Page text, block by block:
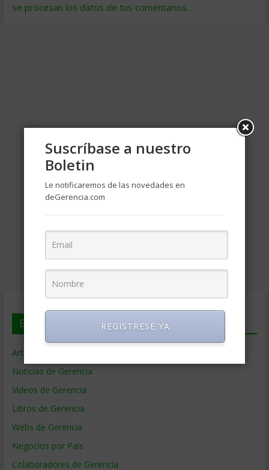
se procesan los datos de tus comentarios.
En deGerencia.com
Artículos de Gerencia
Noticias de Gerencia
Videos de Gerencia
Libros de Gerencia
Webs de Gerencia
Negocios por País
Colaboradores de Gerencia
Suscríbase a nuestro
Boletin
Le notificaremos de las novedades en
deGerencia.com
REGISTRESE YA